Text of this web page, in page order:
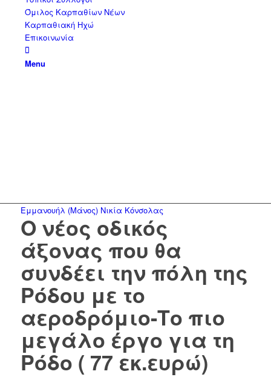
Όμιλος Καρπαθίων Νέων
Καρπαθιακή Ηχώ
Επικοινωνία
Menu
Εμμανουήλ (Μάνος) Νικία Κόνσολας
Ο νέος οδικός
άξονας που θα
συνδέει την πόλη της
Ρόδου με το
αεροδρόμιο-Το πιο
μεγάλο έργο για τη
Ρόδο ( 77 εκ.ευρώ)